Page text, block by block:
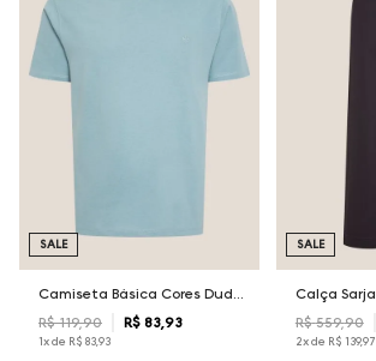
R$ 119,90 R$ 83, 93
1x de R$ 83,93
SALE
R$ 559,90
2x de R$ 139,97
SALE